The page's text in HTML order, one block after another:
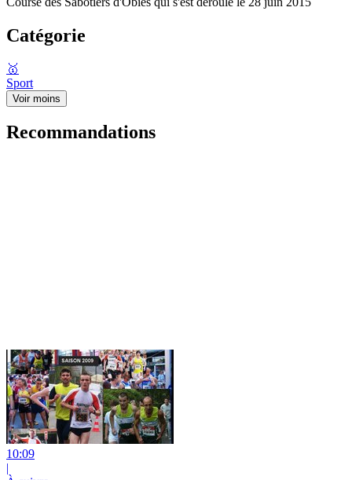
Catégorie
🥇
Sport
Voir moins
Recommandations
10:09
|